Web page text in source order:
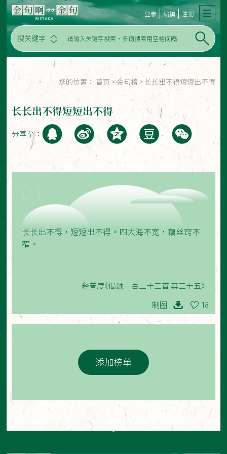
搜关键字
登录 编撰 注册
您的位置： 首页 > 金句榜 > 长长出不得短短出不得
长长出不得短短出不得
分享至：
长长出不得，短短出不得。四大海不宽，藕丝窍不
窄。
释普度《偈颂一百二十三首 其三十五》
制图 18
添加榜单